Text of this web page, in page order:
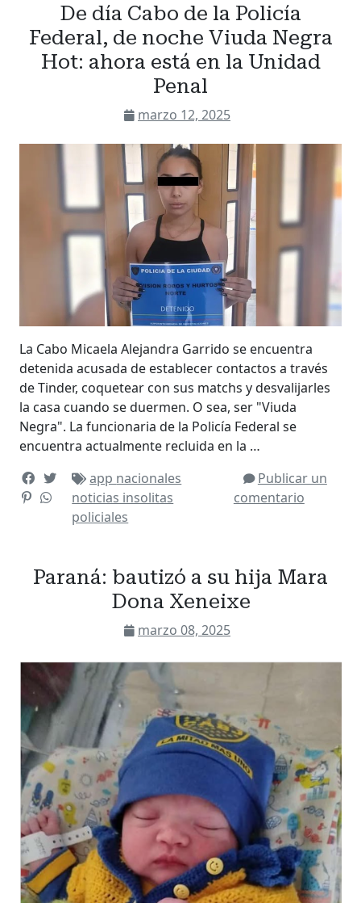
De día Cabo de la Policía
Federal, de noche Viuda Negra
Hot: ahora está en la Unidad
Penal
marzo 12, 2025
La Cabo Micaela Alejandra Garrido se encuentra
detenida acusada de establecer contactos a través
de Tinder, coquetear con sus matchs y desvalijarles
la casa cuando se duermen. O sea, ser "Viuda
Negra". La funcionaria de la Policía Federal se
encuentra actualmente recluida en la …
app nacionales
noticias insolitas
policiales
Publicar un
comentario
Paraná: bautizó a su hija Mara
Dona Xeneixe
marzo 08, 2025